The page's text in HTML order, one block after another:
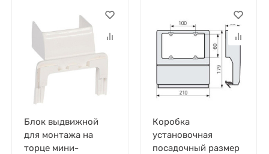
Блок выдвижной
для монтажа на
торце мини-
Коробка
установочная
посадочный размер